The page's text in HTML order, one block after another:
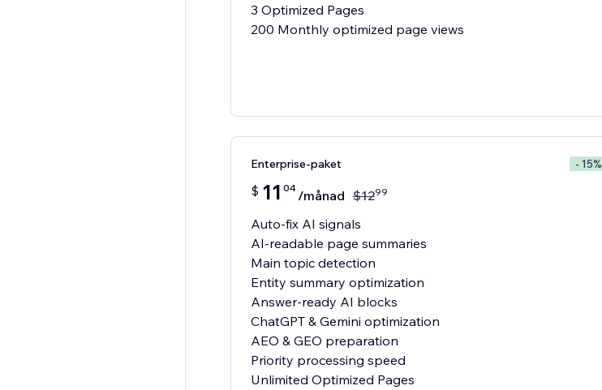
3 Optimized Pages
200 Monthly optimized page views
Enterprise-paket - 15%
$ 11 04 /månad $1299
Auto-fix AI signals
AI-readable page summaries
Main topic detection
Entity summary optimization
Answer-ready AI blocks
ChatGPT & Gemini optimization
AEO & GEO preparation
Priority processing speed
Unlimited Optimized Pages